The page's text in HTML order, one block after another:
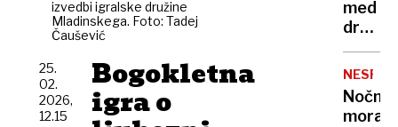
izvedbi igralske družine
Mladinskega. Foto: Tadej
Čaušević
Bogokletna
igra o
25.
02.
2026,
12.15
ujezil
med
žrtev
11.
»Če
Nočna
mora